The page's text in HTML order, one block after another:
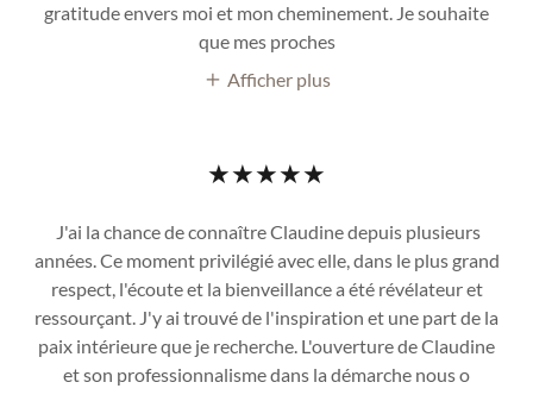
gratitude envers moi et mon cheminement. Je souhaite
que mes proches
Afficher plus
★★★★★
J'ai la chance de connaître Claudine depuis plusieurs
années. Ce moment privilégié avec elle, dans le plus grand
respect, l'écoute et la bienveillance a été révélateur et
ressourçant. J'y ai trouvé de l'inspiration et une part de la
paix intérieure que je recherche. L'ouverture de Claudine
et son professionnalisme dans la démarche nous o